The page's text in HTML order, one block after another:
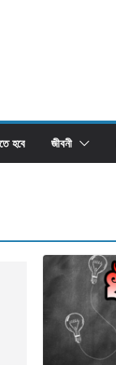
হবে জীবনী